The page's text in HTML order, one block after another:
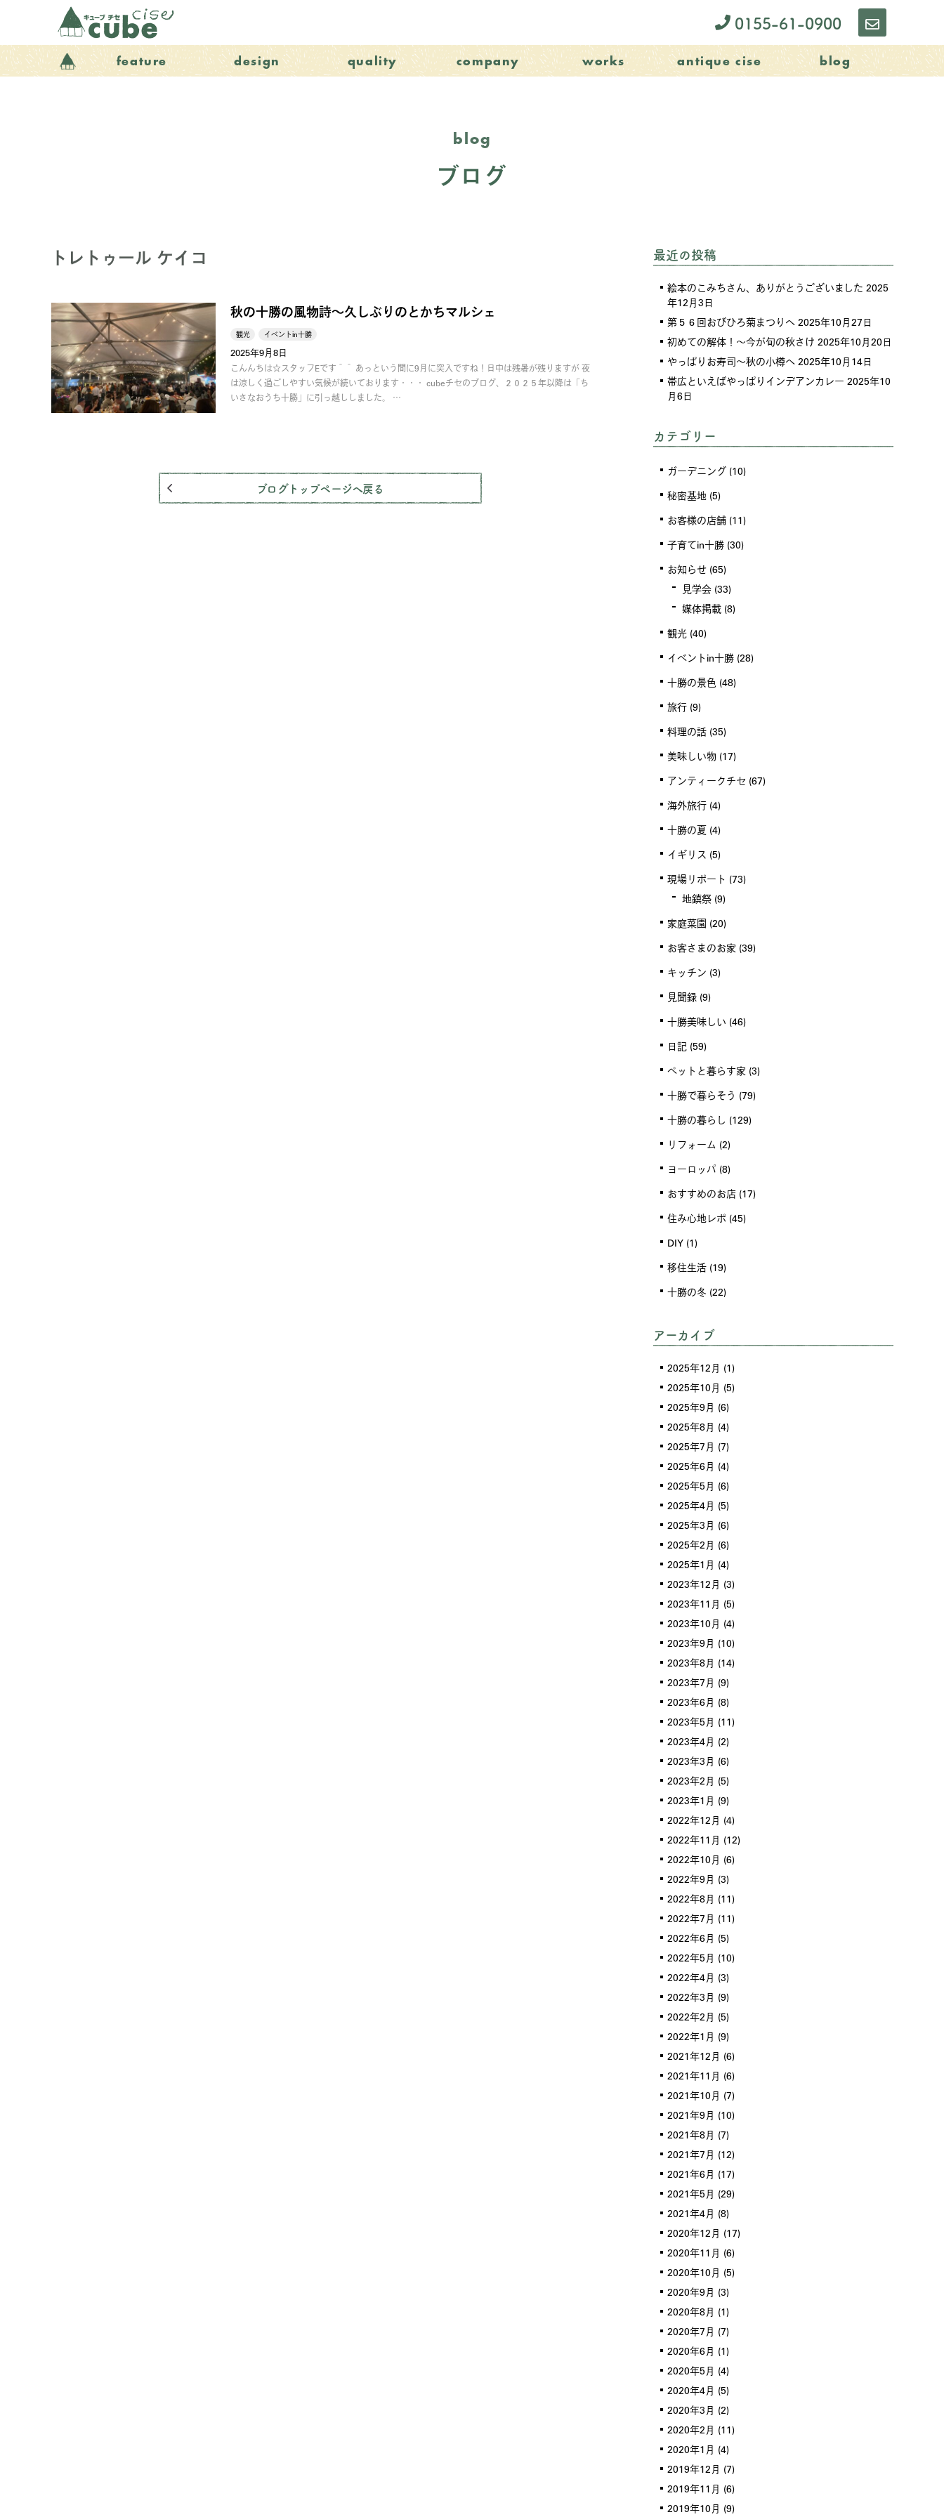
0155-61-0900 お
問
い
feature design quality company works antique cise blog
blog
ブログ
トレトゥール ケイコ
秋の十勝の風物詩～久しぶりのとかちマルシェ
観光 イベントin十勝
2025年9月8日
こんんちは☆スタッフEです＾＾ あっという間に9月に突入ですね！日中は残暑が残りますが 夜
は涼しく過ごしやすい気候が続いております・・・ cubeチセのブログ、２０２５年以降は「ち
いさなおうち十勝」に引っ越ししました。 …
ブログトップページへ戻る
最近の投稿
絵本のこみちさん、ありがとうございました 2025
年12月3日
第５６回おびひろ菊まつりへ 2025年10月27日
初めての解体！～今が旬の秋さけ 2025年10月20日
やっぱりお寿司～秋の小樽へ 2025年10月14日
帯広といえばやっぱりインデアンカレー 2025年10
月6日
カテゴリー
ガーデニング (10)
秘密基地 (5)
お客様の店舗 (11)
子育てin十勝 (30)
お知らせ (65)
見学会 (33)
媒体掲載 (8)
観光 (40)
イベントin十勝 (28)
十勝の景色 (48)
旅行 (9)
料理の話 (35)
美味しい物 (17)
アンティークチセ (67)
海外旅行 (4)
十勝の夏 (4)
イギリス (5)
現場リポート (73)
地鎮祭 (9)
家庭菜園 (20)
お客さまのお家 (39)
キッチン (3)
見聞録 (9)
十勝美味しい (46)
日記 (59)
ペットと暮らす家 (3)
十勝で暮らそう (79)
十勝の暮らし (129)
リフォーム (2)
ヨーロッパ (8)
おすすめのお店 (17)
住み心地レポ (45)
DIY (1)
移住生活 (19)
十勝の冬 (22)
アーカイブ
2025年12月 (1)
2025年10月 (5)
2025年9月 (6)
2025年8月 (4)
2025年7月 (7)
2025年6月 (4)
2025年5月 (6)
2025年4月 (5)
2025年3月 (6)
2025年2月 (6)
2025年1月 (4)
2023年12月 (3)
2023年11月 (5)
2023年10月 (4)
2023年9月 (10)
2023年8月 (14)
2023年7月 (9)
2023年6月 (8)
2023年5月 (11)
2023年4月 (2)
2023年3月 (6)
2023年2月 (5)
2023年1月 (9)
2022年12月 (4)
2022年11月 (12)
2022年10月 (6)
2022年9月 (3)
2022年8月 (11)
2022年7月 (11)
2022年6月 (5)
2022年5月 (10)
2022年4月 (3)
2022年3月 (9)
2022年2月 (5)
2022年1月 (9)
2021年12月 (6)
2021年11月 (6)
2021年10月 (7)
2021年9月 (10)
2021年8月 (7)
2021年7月 (12)
2021年6月 (17)
2021年5月 (29)
2021年4月 (8)
2020年12月 (17)
2020年11月 (6)
2020年10月 (5)
2020年9月 (3)
2020年8月 (1)
2020年7月 (7)
2020年6月 (1)
2020年5月 (4)
2020年4月 (5)
2020年3月 (2)
2020年2月 (11)
2020年1月 (4)
2019年12月 (7)
2019年11月 (6)
2019年10月 (9)